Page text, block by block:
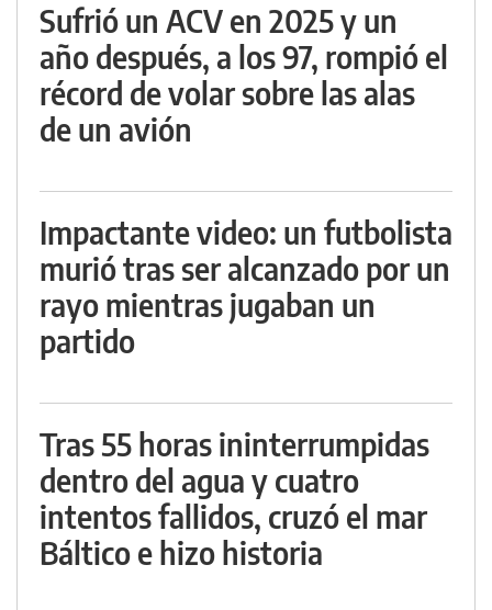
Sufrió un ACV en 2025 y un
año después, a los 97, rompió el
récord de volar sobre las alas
de un avión
Impactante video: un futbolista
murió tras ser alcanzado por un
rayo mientras jugaban un
partido
Tras 55 horas ininterrumpidas
dentro del agua y cuatro
intentos fallidos, cruzó el mar
Báltico e hizo historia